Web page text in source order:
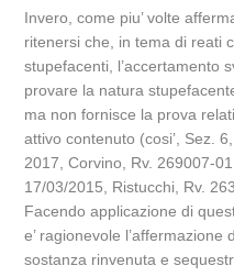
Invero, come piu’ volte
ritenersi che, in tema di reati
stupefacenti, l’accertamento
provare la natura
ma non fornisce la prova
attivo contenuto (cosi’, Sez.
2017, Corvino, Rv. 269007-
17/03/2015, Ristucchi, Rv.
Facendo applicazione di
e’ ragionevole
sostanza rinvenuta e